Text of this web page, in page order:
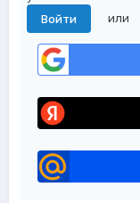
Войти
или